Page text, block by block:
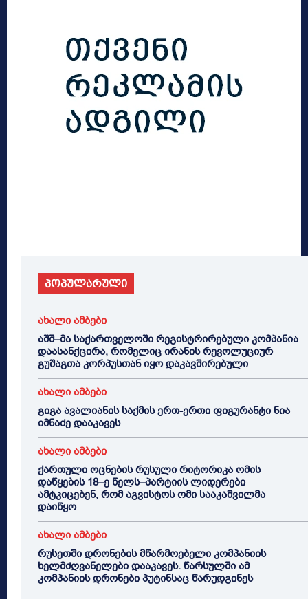
პოპულარული
ახალი ამბები
აშშ–მა საქართველოში რეგისტრირებული კომპანია
დაასანქცირა, რომელიც ირანის რევოლუციურ
გუშაგთა კორპუსთან იყო დაკავშირებული
ახალი ამბები
გიგა ავალიანის საქმის ერთ-ერთი ფიგურანტი ნია
იმნაძე დააკავეს
ახალი ამბები
ქართული ოცნების რუსული რიტორიკა ომის
დაწყების 18–ე წელს–პარტიის ლიდერები
ამტკიცებენ, რომ აგვისტოს ომი სააკაშვილმა
დაიწყო
ახალი ამბები
რუსეთში დრონების მწარმოებელი კომპანიის
ხელმძღვანელები დააკავეს. წარსულში ამ
კომპანიის დრონები პუტინსაც წარუდგინეს